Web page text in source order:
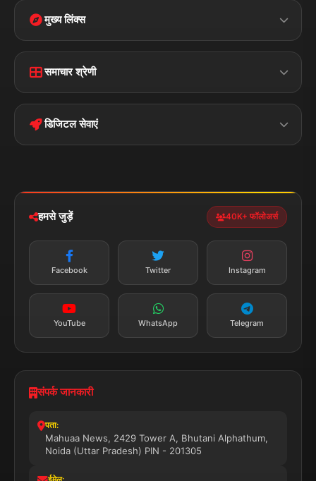
मुख्य लिंक्स
Disclaimer
Terms &
Privacy Policy
समाचार श्रेणी
पॉलिटिकल झारखण्ड
डिजिटल सेवाएं
न्यूज़ अलर्ट
सब्सक्राइब करें
हमसे जुड़ें 40K+ फॉलोअर्स
Facebook Twitter Instagram
YouTube WhatsApp Telegram
संपर्क जानकारी
पता:
Mahuaa News, 2429 Tower A, Bhutani Alphathum,
Noida (Uttar Pradesh) PIN - 201305